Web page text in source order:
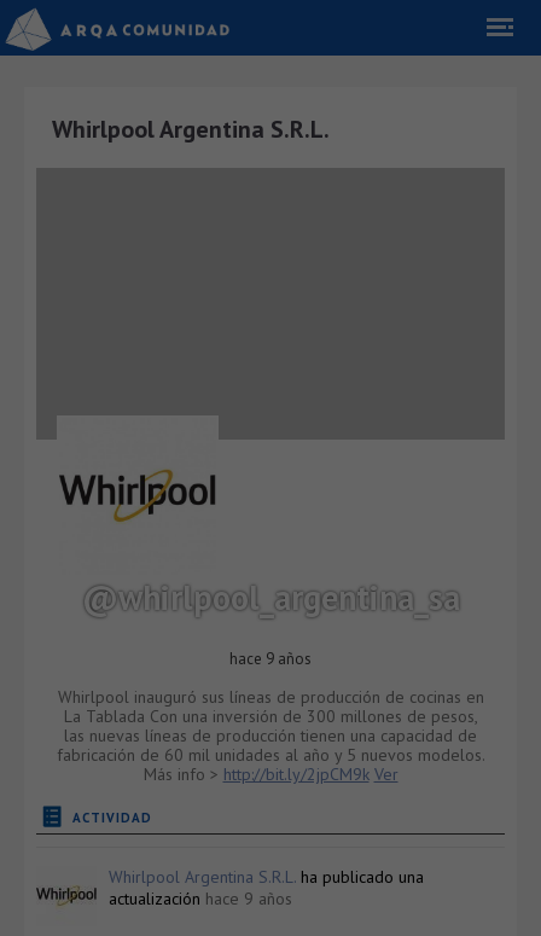
Whirlpool Argentina S.R.L.
@whirlpool_argentina_sa
hace 9 años
Whirlpool inauguró sus líneas de producción de cocinas en
La Tablada Con una inversión de 300 millones de pesos,
las nuevas líneas de producción tienen una capacidad de
fabricación de 60 mil unidades al año y 5 nuevos modelos.
Más info > http://bit.ly/2jpCM9k Ver
ACTIVIDAD
Whirlpool Argentina S.R.L. ha publicado una
actualización hace 9 años